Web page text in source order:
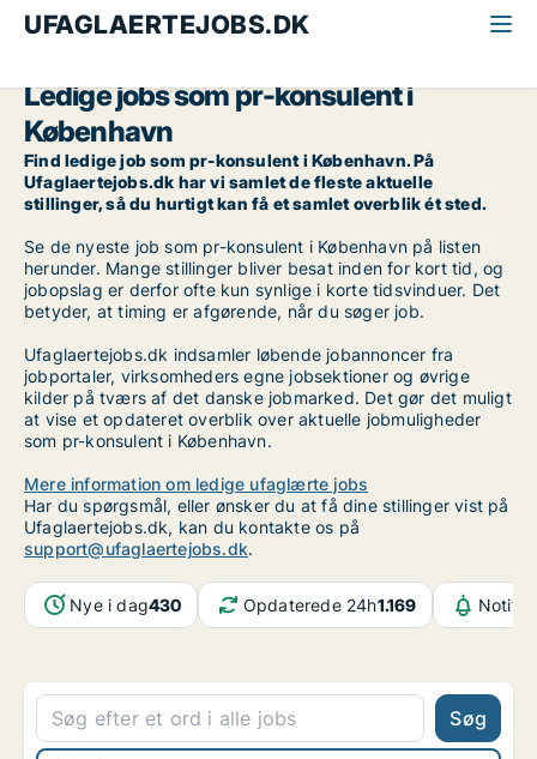
UFAGLAERTEJOBS.DK
Ledige jobs som pr-konsulent i
København
Find ledige job som pr-konsulent i København. På
Ufaglaertejobs.dk har vi samlet de fleste aktuelle
stillinger, så du hurtigt kan få et samlet overblik ét sted.
Se de nyeste job som pr-konsulent i København på listen
herunder. Mange stillinger bliver besat inden for kort tid, og
jobopslag er derfor ofte kun synlige i korte tidsvinduer. Det
betyder, at timing er afgørende, når du søger job.
Ufaglaertejobs.dk indsamler løbende jobannoncer fra
jobportaler, virksomheders egne jobsektioner og øvrige
kilder på tværs af det danske jobmarked. Det gør det muligt
at vise et opdateret overblik over aktuelle jobmuligheder
som pr-konsulent i København.
Mere information om ledige ufaglærte jobs
Har du spørgsmål, eller ønsker du at få dine stillinger vist på
Ufaglaertejobs.dk, kan du kontakte os på
support@ufaglaertejobs.dk.
Nye i dag430 Opdaterede 24h1.169
Søg